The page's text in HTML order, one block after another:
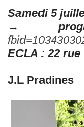
Samedi 5
→
ECLA : 22 rue
J.L Pradines